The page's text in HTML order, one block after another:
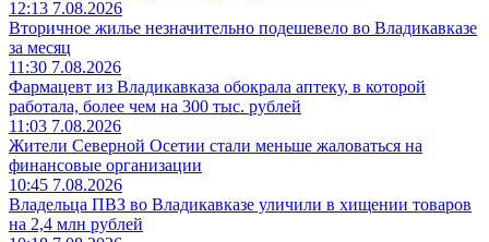
12:13 7.08.2026
Вторичное жилье незначительно подешевело во Владикавказе
за месяц
11:30 7.08.2026
Фармацевт из Владикавказа обокрала аптеку, в которой
работала, более чем на 300 тыс. рублей
11:03 7.08.2026
Жители Северной Осетии стали меньше жаловаться на
финансовые организации
10:45 7.08.2026
Владельца ПВЗ во Владикавказе уличили в хищении товаров
на 2,4 млн рублей